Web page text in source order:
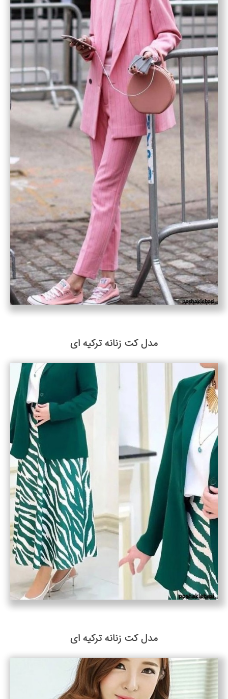
مدل کت زنانه ترکیه ای
مدل کت زنانه ترکیه ای